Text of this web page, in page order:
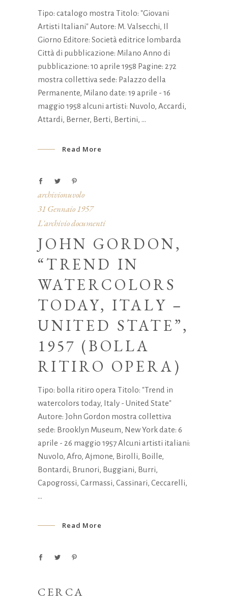
Tipo: catalogo mostra Titolo: "Giovani
Artisti Italiani" Autore: M. Valsecchi, Il
Giorno Editore: Società editrice lombarda
Città di pubblicazione: Milano Anno di
pubblicazione: 10 aprile 1958 Pagine: 272
mostra collettiva sede: Palazzo della
Permanente, Milano date: 19 aprile - 16
maggio 1958 alcuni artisti: Nuvolo, Accardi,
Attardi, Berner, Berti, Bertini,
Read More
archivionuvolo
31 Gennaio 1957
L'archivio documenti
JOHN GORDON,
“TREND IN
WATERCOLORS
TODAY, ITALY –
UNITED STATE”,
1957 (BOLLA
RITIRO OPERA)
Tipo: bolla ritiro opera Titolo: "Trend in
watercolors today, Italy - United State"
Autore: John Gordon mostra collettiva
sede: Brooklyn Museum, New York date: 6
aprile - 26 maggio 1957 Alcuni artisti italiani:
Nuvolo, Afro, Ajmone, Birolli, Boille,
Bontardi, Brunori, Buggiani, Burri,
Capogrossi, Carmassi, Cassinari, Ceccarelli,
Read More
CERCA